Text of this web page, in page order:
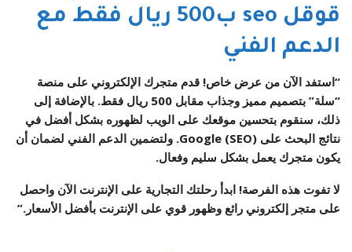
قوقل seo ب500 ريال فقط مع
الدعم الفني
“استفد الآن من عرض خاص! قدم متجرك الإلكتروني على منصة
“سلة” بتصميم مميز وجذاب مقابل 500 ريال فقط. بالإضافة إلى
ذلك، سنقوم بتحسين موقعك على الويب لظهوره بشكل أفضل في
نتائج البحث على Google (SEO). ولتضمين الدعم الفني لضمان أن
يكون متجرك يعمل بشكل سليم وفعال.
لا تفوت هذه الفرصة! ابدأ رحلتك التجارية على الإنترنت الآن واحصل
على متجر إلكتروني رائع وظهور قوي على الإنترنت بأفضل الأسعار.”